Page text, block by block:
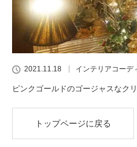
2021.11.18 インテリアコーデ
ピンクゴールドのゴージャスなク
トップページに戻る